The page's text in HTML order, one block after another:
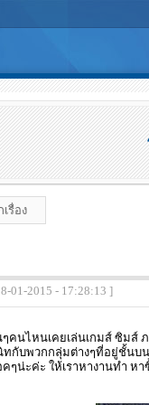
รื่อง
01-2015 - 17:28:13 ]
คนไหนเคยเล่นเกมส์ ซิมส์
กับพวกกลุ่มต่างๆที่อยู่ชั้นบน
ๆน่ะค่ะ ให้เราหางานทำ ห